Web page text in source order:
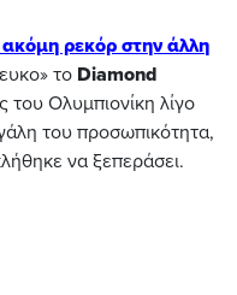
ρεκόρ στην άλλη
το Diamond
του Ολυμπιονίκη λίγο
του προσωπικότητα,
να ξεπεράσει.